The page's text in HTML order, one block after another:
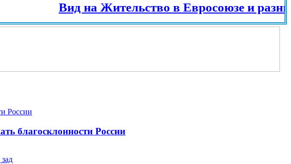
Вид на Жительство в Евросоюзе и разных
благосклонности России